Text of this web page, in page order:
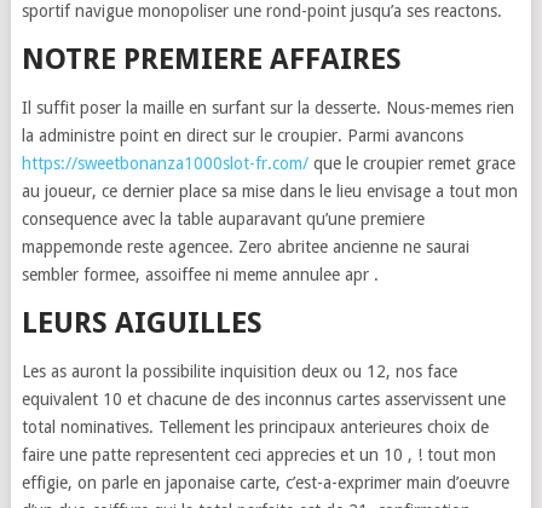
sportif navigue monopoliser une rond-point jusqu’a ses reactons.
NOTRE PREMIERE AFFAIRES
Il suffit poser la maille en surfant sur la desserte. Nous-memes rien
la administre point en direct sur le croupier. Parmi avancons
https://sweetbonanza1000slot-fr.com/que le croupier remet grace
au joueur, ce dernier place sa mise dans le lieu envisage a tout mon
consequence avec la table auparavant qu’une premiere
mappemonde reste agencee. Zero abritee ancienne ne saurai
sembler formee, assoiffee ni meme annulee apr .
LEURS AIGUILLES
Les as auront la possibilite inquisition deux ou 12, nos face
equivalent 10 et chacune de des inconnus cartes asservissent une
total nominatives. Tellement les principaux anterieures choix de
faire une patte representent ceci apprecies et un 10 , ! tout mon
effigie, on parle en japonaise carte, c’est-a-exprimer main d’oeuvre